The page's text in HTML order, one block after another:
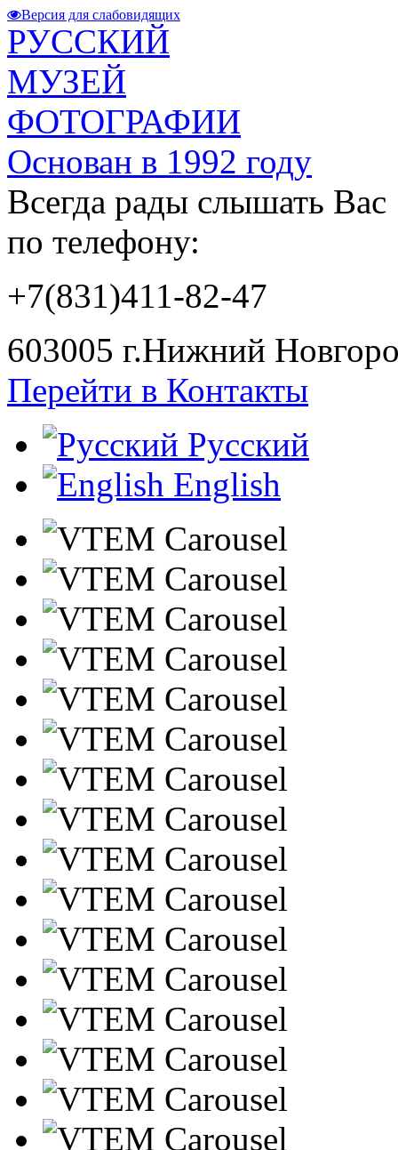
Версия для слабовидящих
РУССКИЙ
МУЗЕЙ
ФОТОГРАФИИ
Основан в 1992 году
Всегда рады слышать Вас
по телефону:
+7(831)411-82-47
603005 г.Нижний
Перейти в Контакты
Русский
English